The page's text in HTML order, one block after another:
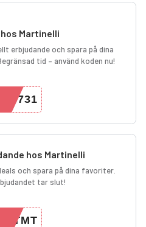
Martinelli
erbjudande och spara på dina
tid – använd koden nu!
5731
hos Martinelli
och spara på dina favoriter.
tar slut!
FTMT